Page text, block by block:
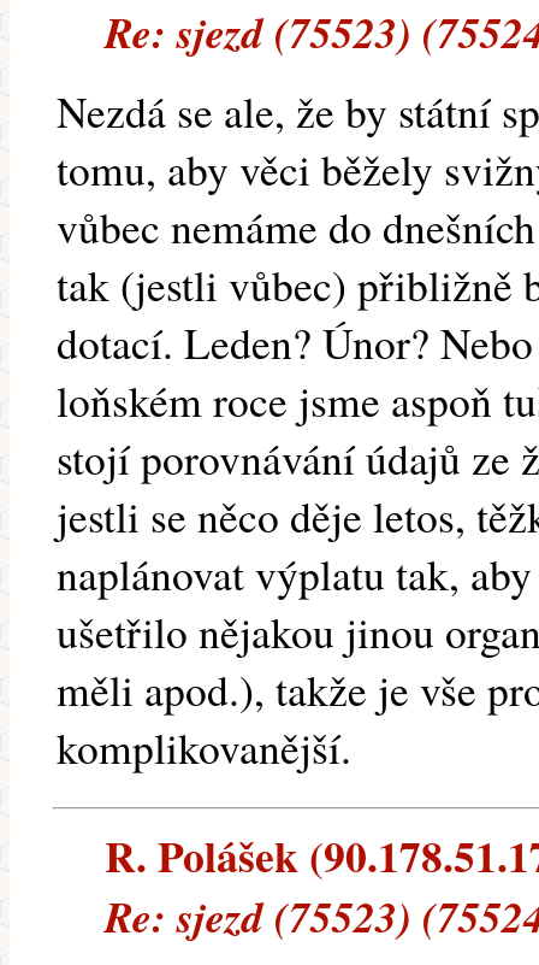
Re: sjezd (75523)
Nezdá se ale, že by státní
tomu, aby věci běžely
vůbec nemáme do
tak (jestli vůbec) přibližně
dotací. Leden? Únor?
loňském roce jsme aspoň
stojí porovnávání údajů ze
jestli se něco děje letos,
naplánovat výplatu tak,
ušetřilo nějakou jinou
měli apod.), takže je vše
komplikovanější.
R. Polášek
Re: sjezd (75523)